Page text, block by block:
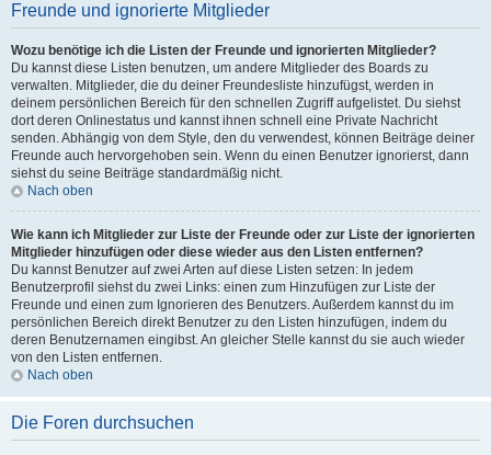
Freunde und ignorierte Mitglieder
Wozu benötige ich die Listen der Freunde und ignorierten Mitglieder?
Du kannst diese Listen benutzen, um andere Mitglieder des Boards zu
verwalten. Mitglieder, die du deiner Freundesliste hinzufügst, werden in
deinem persönlichen Bereich für den schnellen Zugriff aufgelistet. Du siehst
dort deren Onlinestatus und kannst ihnen schnell eine Private Nachricht
senden. Abhängig von dem Style, den du verwendest, können Beiträge deiner
Freunde auch hervorgehoben sein. Wenn du einen Benutzer ignorierst, dann
siehst du seine Beiträge standardmäßig nicht.
Nach oben
Wie kann ich Mitglieder zur Liste der Freunde oder zur Liste der ignorierten
Mitglieder hinzufügen oder diese wieder aus den Listen entfernen?
Du kannst Benutzer auf zwei Arten auf diese Listen setzen: In jedem
Benutzerprofil siehst du zwei Links: einen zum Hinzufügen zur Liste der
Freunde und einen zum Ignorieren des Benutzers. Außerdem kannst du im
persönlichen Bereich direkt Benutzer zu den Listen hinzufügen, indem du
deren Benutzernamen eingibst. An gleicher Stelle kannst du sie auch wieder
von den Listen entfernen.
Nach oben
Die Foren durchsuchen